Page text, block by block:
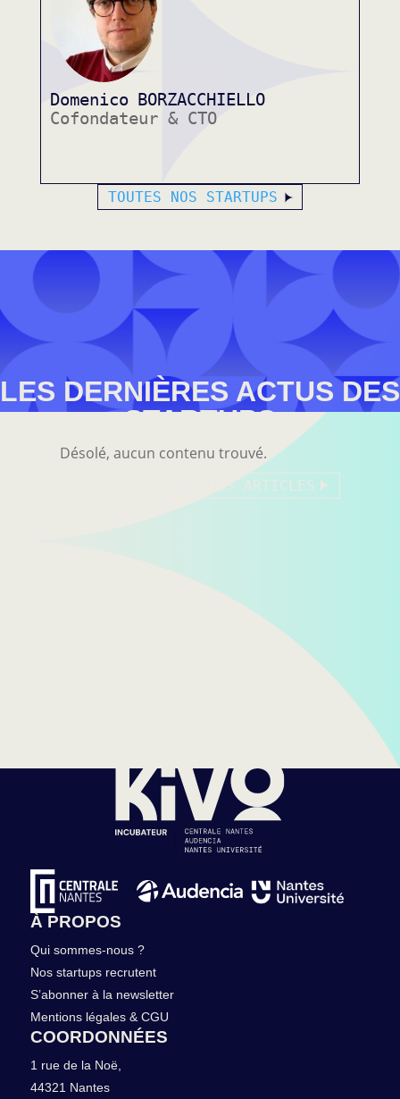
Domenico BORZACCHIELLO
Cofondateur & CTO
TOUTES NOS STARTUPS
LES DERNIÈRES ACTUS DES
STARTUPS
Désolé, aucun contenu trouvé.
TOUS NOS ARTICLES
À PROPOS
Qui sommes-nous ?
Nos startups recrutent
S’abonner à la newsletter
Mentions légales & CGU
COORDONNÉES
1 rue de la Noë,
44321 Nantes